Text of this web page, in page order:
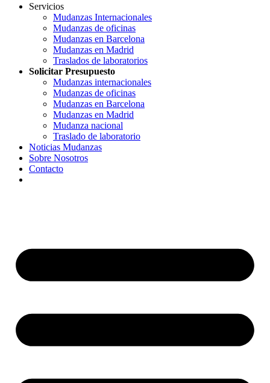
Servicios
Mudanzas Internacionales
Mudanzas de oficinas
Mudanzas en Barcelona
Mudanzas en Madrid
Traslados de laboratorios
Solicitar Presupuesto
Mudanzas internacionales
Mudanzas de oficinas
Mudanzas en Barcelona
Mudanzas en Madrid
Mudanza nacional
Traslado de laboratorio
Noticias Mudanzas
Sobre Nosotros
Contacto